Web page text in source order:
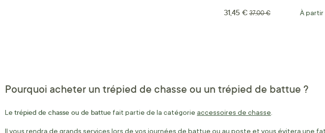
Prix Spécial
31,45 € Prix normal
37,00 € À partir
Pourquoi acheter un trépied de chasse ou un trépied de battue ?
Le trépied de chasse ou de battue fait partie de la catégorie accessoires de chasse
Il vous rendra de grands services lors de vos journées de battue ou au poste et vous évitera une